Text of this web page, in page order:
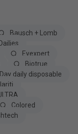
Bausch + Lomb
Eyexpert
Biotrue
daily disposable
Colored